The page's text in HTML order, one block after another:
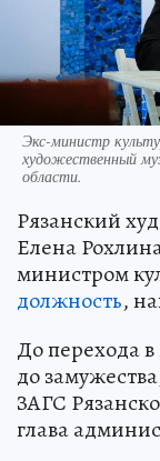
Экс-министр
художественный
области.
Рязанский
Елена
министром
должность,
До перехода
до
ЗАГС
глава